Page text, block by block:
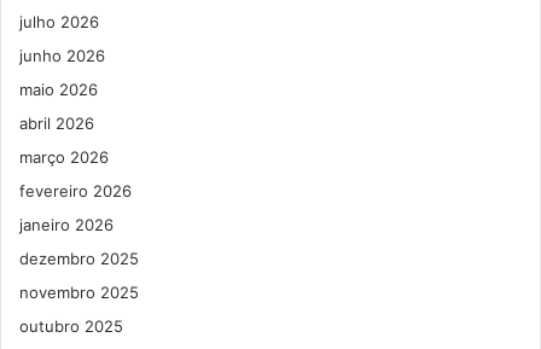
julho 2026
junho 2026
maio 2026
abril 2026
março 2026
fevereiro 2026
janeiro 2026
dezembro 2025
novembro 2025
outubro 2025